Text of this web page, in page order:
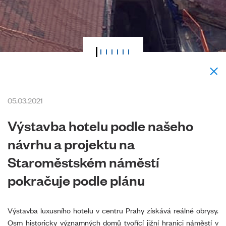
05.03.2021
Výstavba hotelu podle našeho
návrhu a projektu na
Staroměstském náměstí
pokračuje podle plánu
Výstavba luxusního hotelu v centru Prahy získává reálné obrysy.
Osm historicky významných domů tvořící jižní hranici náměstí v